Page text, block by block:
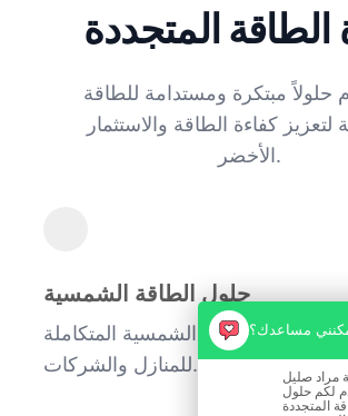
الطاقة المتجددة
حلولاً مبتكرة ومستدامة للطاقة
كفاءة الطاقة والاستثمار
الأخضر.
حلول الطاقة الشمسية
أنظمة الطاقة الشمسية المتكاملة
للمنازل والشركات.
مساعدك؟
صليل
لكم حلول
المتجددة